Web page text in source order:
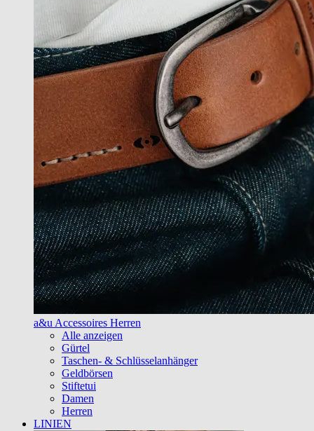
a&u Accessoires Herren
Alle anzeigen
Gürtel
Taschen- & Schlüsselanhänger
Geldbörsen
Stiftetui
Damen
Herren
LINIEN